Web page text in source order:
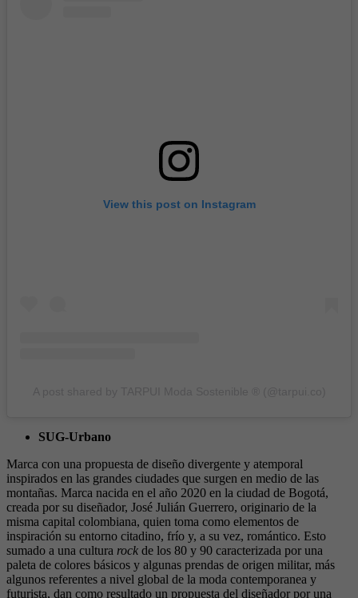
View this post on Instagram
SUG-Urbano
Marca con una propuesta de diseño divergente y atemporal
inspirados en las grandes ciudades que surgen en medio de las
montañas. Marca nacida en el año 2020 en la ciudad de Bogotá,
creada por su diseñador, José Julián Guerrero, originario de la
misma capital colombiana, quien toma como elementos de
inspiración su entorno citadino, frío y, a su vez, romántico. Esto
sumado a una cultura rock de los 80 y 90 caracterizada por una
paleta de colores básicos y algunas prendas de origen militar, más
algunos referentes a nivel global de la moda contemporanea y
futurista, dan como resultado un propuesta del diseñador por una